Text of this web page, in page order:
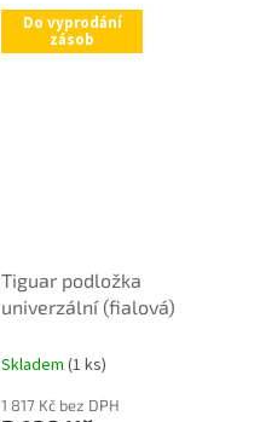
Do vyprodání
zásob
Tiguar podložka
univerzální (fialová)
Skladem (1 ks)
1 817 Kč bez DPH